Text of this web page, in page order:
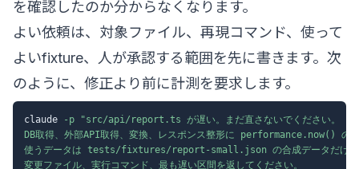
を確認したのか分からなくなります。
よい依頼は、対象ファイル、再現コマンド、使って
よいfixture、人が承認する範囲を先に書きます。次
のように、修正より前に計測を要求します。
claude -p
"src/api/report.ts が遅い。まだ直さないでください。
DB取得、外部API取得、変換、レスポンス整形に performance.now() の
使うデータは tests/fixtures/report-small.json の合成データだけに
変更ファイル、実行コマンド、最も遅い区間を返してください。